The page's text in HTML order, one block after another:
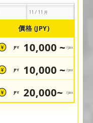
11 / 11月
價格 (JPY)
¥ JPY 10,000 ~ /pax
¥ JPY 10,000 ~ /pax
¥ JPY 20,000~ /pax